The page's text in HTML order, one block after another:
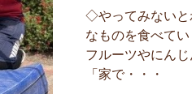
◇やってみないと
なものを食べて
フルーツやにん
「家で・・・